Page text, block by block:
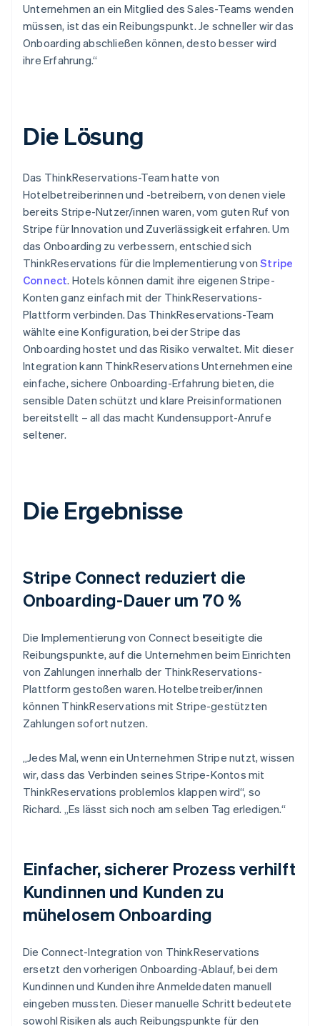
Unternehmen an ein Mitglied des Sales-Teams wenden
müssen, ist das ein Reibungspunkt. Je schneller wir das
Onboarding abschließen können, desto besser wird
ihre Erfahrung.“
Die Lösung
Das ThinkReservations-Team hatte von
Hotelbetreiberinnen und -betreibern, von denen viele
bereits Stripe-Nutzer/innen waren, vom guten Ruf von
Stripe für Innovation und Zuverlässigkeit erfahren. Um
das Onboarding zu verbessern, entschied sich
ThinkReservations für die Implementierung vonStripe
Connect. Hotels können damit ihre eigenen Stripe-
Konten ganz einfach mit der ThinkReservations-
Plattform verbinden. Das ThinkReservations-Team
wählte eine Konfiguration, bei der Stripe das
Onboarding hostet und das Risiko verwaltet. Mit dieser
Integration kann ThinkReservations Unternehmen eine
einfache, sichere Onboarding-Erfahrung bieten, die
sensible Daten schützt und klare Preisinformationen
bereitstellt – all das macht Kundensupport-Anrufe
seltener.
Die Ergebnisse
Stripe Connect reduziert die
Onboarding-Dauer um 70 %
Die Implementierung von Connect beseitigte die
Reibungspunkte, auf die Unternehmen beim Einrichten
von Zahlungen innerhalb der ThinkReservations-
Plattform gestoßen waren. Hotelbetreiber/innen
können ThinkReservations mit Stripe-gestützten
Zahlungen sofort nutzen.
„Jedes Mal, wenn ein Unternehmen Stripe nutzt, wissen
wir, dass das Verbinden seines Stripe-Kontos mit
ThinkReservations problemlos klappen wird“, so
Richard. „Es lässt sich noch am selben Tag erledigen.“
Einfacher, sicherer Prozess verhilft
Kundinnen und Kunden zu
mühelosem Onboarding
Die Connect-Integration von ThinkReservations
ersetzt den vorherigen Onboarding-Ablauf, bei dem
Kundinnen und Kunden ihre Anmeldedaten manuell
eingeben mussten. Dieser manuelle Schritt bedeutete
sowohl Risiken als auch Reibungspunkte für den